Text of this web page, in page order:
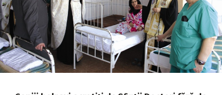
2022
2021
2020
2019